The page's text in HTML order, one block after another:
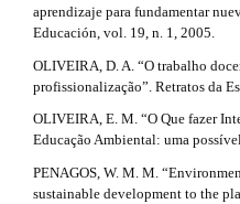
aprendizaje para fundamentar
Educación, vol. 19, n. 1, 2005.
OLIVEIRA, D. A. “O trabalho
profissionalização”. Retratos da
OLIVEIRA, E. M. “O Que fazer
Educação Ambiental: uma
PENAGOS, W. M. M.
sustainable development to the